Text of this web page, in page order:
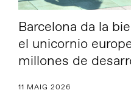
Barcelona da la
el unicornio
millones de
11 MAIG 2026